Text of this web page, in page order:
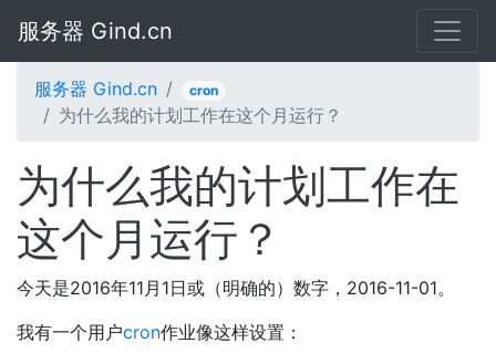
服务器 Gind.cn
服务器 Gind.cn cron
为什么我的计划工作在这个月运行？
为什么我的计划工作在
这个月运行？
今天是2016年11月1日或（明确的）数字，2016-11-01。
我有一个用户cron作业像这样设置：